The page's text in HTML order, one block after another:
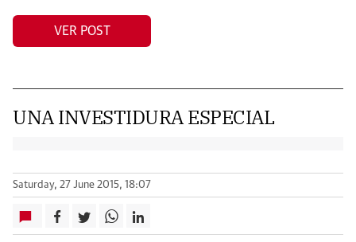
VER POST
UNA INVESTIDURA ESPECIAL
Saturday, 27 June 2015, 18:07